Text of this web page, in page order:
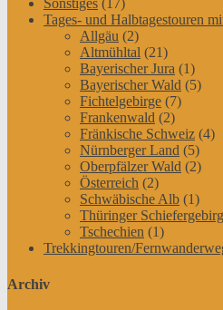
Sonstiges (17)
Tages- und Halbtagestouren
Allgäu (2)
Altmühltal (21)
Bayerischer Jura (1)
Bayerischer Wald (5)
Fichtelgebirge (7)
Frankenwald (2)
Fränkische Schweiz (4)
Nürnberger Land (5)
Oberpfälzer Wald (2)
Österreich (2)
Schwäbische Alb (1)
Thüringer
Tschechien (1)
Trekkingtouren/
Archiv